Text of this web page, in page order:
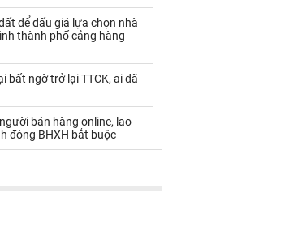
Xăng dầu
để đấu giá lựa chọn nhà
thành phố cảng hàng
bất ngờ trở lại TTCK, ai đã
bán hàng online, lao
đóng BHXH bắt buộc